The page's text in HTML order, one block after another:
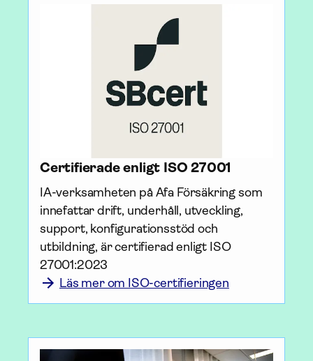
Certifierade enligt ISO 27001
IA-verksamheten på Afa För­säkring som
innefattar drift, underhåll, utveckling,
support, konfigurationsstöd och
utbildning, är certifierad enligt ISO
27001:2023
Läs mer om ISO-certifieringen